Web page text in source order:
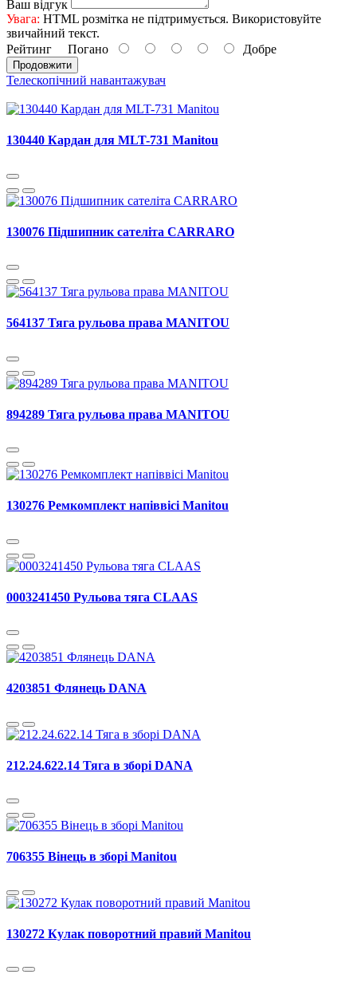
Ваш відгук
Увага: HTML розмітка не підтримується. Використовуйте
звичайний текст.
Рейтинг Погано Добре
Продовжити
Телескопічний навантажувач
130440 Кардан для MLT-731 Manitou
130076 Підшипник сателіта CARRARO
564137 Тяга рульова права MANITOU
894289 Тяга рульова права MANITOU
130276 Ремкомплект напіввісі Manitou
0003241450 Рульова тяга CLAAS
4203851 Флянець DANA
212.24.622.14 Тяга в зборі DANA
706355 Вінець в зборі Manitou
130272 Кулак поворотний правий Manitou